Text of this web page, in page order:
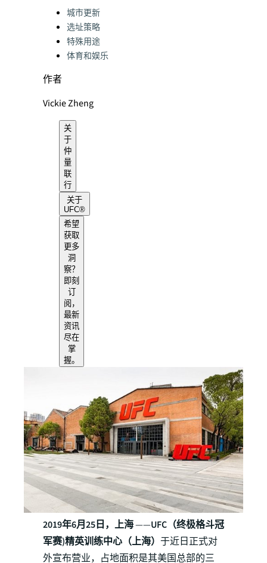
Categories:
城市更新
选址策略
特殊用途
体育和娱乐
作者
Vickie Zheng
关
于
仲
量
联
行
关于
UFC®
希望
获取
更多
洞
察？
即刻
订
阅，
最新
资讯
尽在
掌
握。
2019年6月25日，上海——UFC（终极格斗冠
军赛)精英训练中心（上海） 于近日正式对
外宣布营业，占地面积是其美国总部的三